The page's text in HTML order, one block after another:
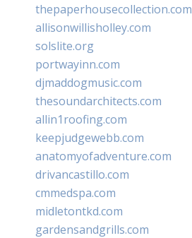
thepaperhousecollection.com
allisonwillisholley.com
solslite.org
portwayinn.com
djmaddogmusic.com
thesoundarchitects.com
allin1roofing.com
keepjudgewebb.com
anatomyofadventure.com
drivancastillo.com
cmmedspa.com
midletontkd.com
gardensandgrills.com